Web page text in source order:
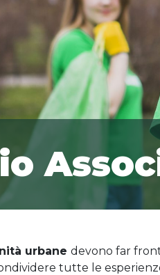
urbane devono far
tutte le